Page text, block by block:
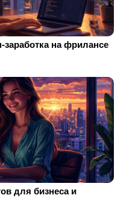
на фрилансе
для бизнеса и